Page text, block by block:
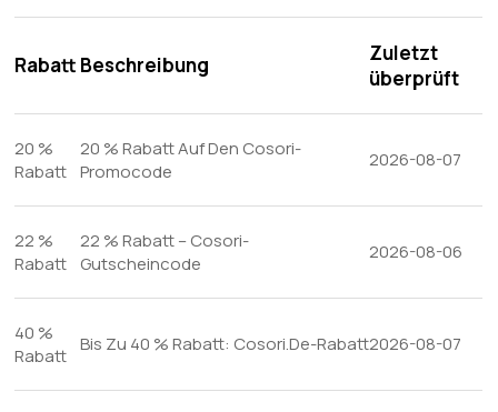
Rabatt Beschreibung
Zuletzt
überprüft
20 %
Rabatt
20 % Rabatt Auf Den Cosori-
Promocode
2026-08-07
22 %
Rabatt
22 % Rabatt – Cosori-
Gutscheincode
2026-08-06
40 %
Rabatt
Bis Zu 40 % Rabatt: Cosori.De-Rabatt2026-08-07